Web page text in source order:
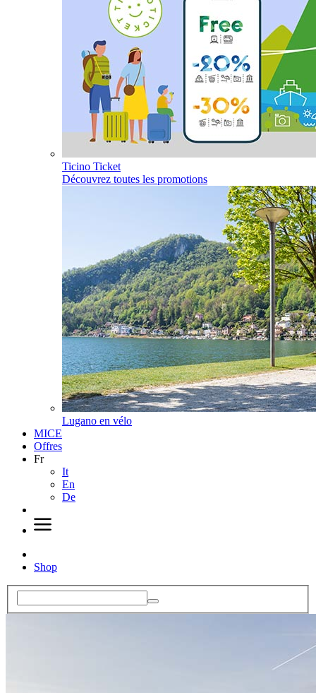
Ticino Ticket
Découvrez toutes les promotions
Lugano en vélo
MICE
Offres
Fr
It
En
De
Shop